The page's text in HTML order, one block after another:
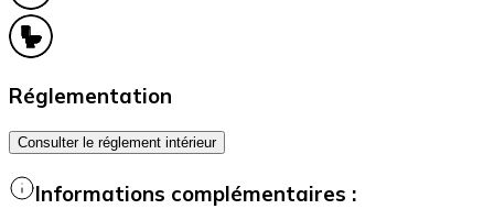
Réglementation
Consulter le réglement intérieur
Informations complémentaires :